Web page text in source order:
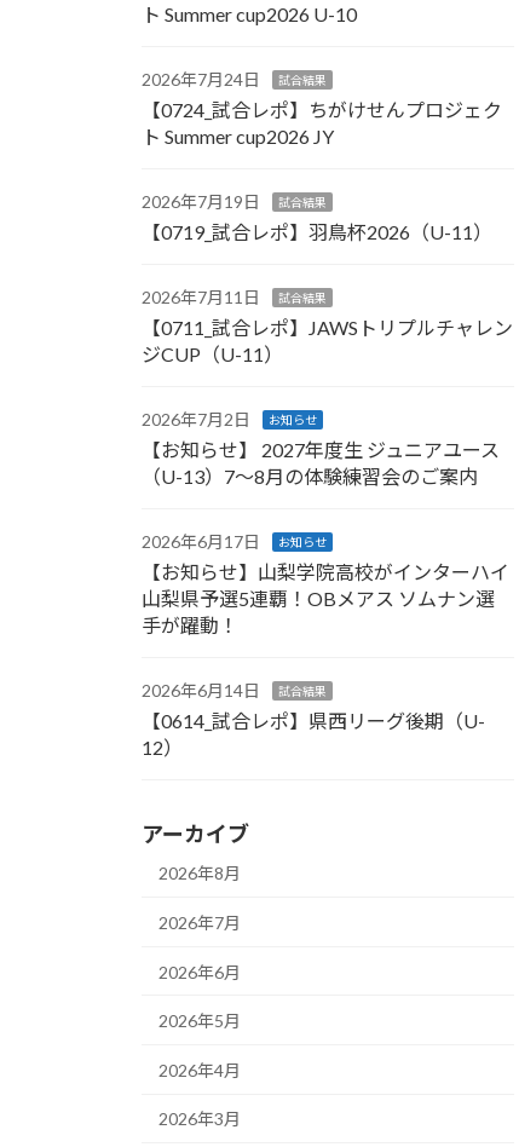
ト Summer cup2026 U-10
2026年7月24日 試合結果
【0724_試合レポ】ちがけせんプロジェク
ト Summer cup2026 JY
2026年7月19日 試合結果
【0719_試合レポ】羽鳥杯2026（U-11）
2026年7月11日 試合結果
【0711_試合レポ】JAWSトリプルチャレン
ジCUP（U-11）
2026年7月2日 お知らせ
【お知らせ】 2027年度生 ジュニアユース
（U-13）7〜8月の体験練習会のご案内
2026年6月17日 お知らせ
【お知らせ】山梨学院高校がインターハイ
山梨県予選5連覇！OBメアス ソムナン選
手が躍動！
2026年6月14日 試合結果
【0614_試合レポ】県西リーグ後期（U-
12）
アーカイブ
2026年8月
2026年7月
2026年6月
2026年5月
2026年4月
2026年3月